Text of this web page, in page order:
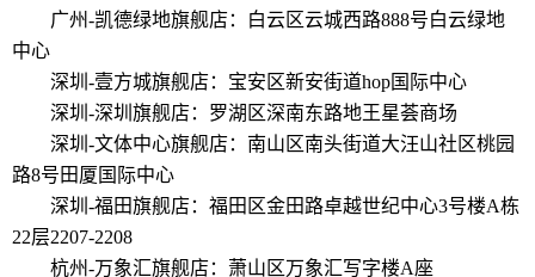
广州-凯德绿地旗舰店：白云区云城西路888号白云绿地
中心
深圳-壹方城旗舰店：宝安区新安街道hop国际中心
深圳-深圳旗舰店：罗湖区深南东路地王星荟商场
深圳-文体中心旗舰店：南山区南头街道大汪山社区桃园
路8号田厦国际中心
深圳-福田旗舰店：福田区金田路卓越世纪中心3号楼A栋
22层2207-2208
杭州-万象汇旗舰店：萧山区万象汇写字楼A座